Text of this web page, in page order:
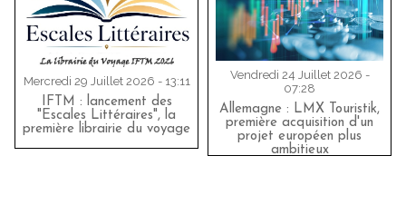
Mercredi 29 Juillet 2026 - 13:11
IFTM : lancement des
"Escales Littéraires", la
première librairie du voyage
Vendredi 24 Juillet 2026 -
07:28
Allemagne : LMX Touristik,
première acquisition d'un
projet européen plus
ambitieux